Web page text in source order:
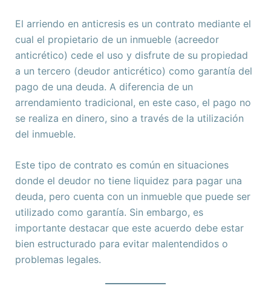
El arriendo en anticresis es un contrato mediante el
cual el propietario de un inmueble (acreedor
anticrético) cede el uso y disfrute de su propiedad
a un tercero (deudor anticrético) como garantía del
pago de una deuda. A diferencia de un
arrendamiento tradicional, en este caso, el pago no
se realiza en dinero, sino a través de la utilización
del inmueble.
Este tipo de contrato es común en situaciones
donde el deudor no tiene liquidez para pagar una
deuda, pero cuenta con un inmueble que puede ser
utilizado como garantía. Sin embargo, es
importante destacar que este acuerdo debe estar
bien estructurado para evitar malentendidos o
problemas legales.